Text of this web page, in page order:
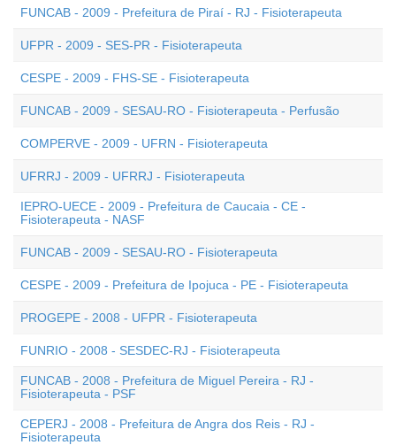
FUNCAB - 2009 - Prefeitura de Piraí - RJ - Fisioterapeuta
UFPR - 2009 - SES-PR - Fisioterapeuta
CESPE - 2009 - FHS-SE - Fisioterapeuta
FUNCAB - 2009 - SESAU-RO - Fisioterapeuta - Perfusão
COMPERVE - 2009 - UFRN - Fisioterapeuta
UFRRJ - 2009 - UFRRJ - Fisioterapeuta
IEPRO-UECE - 2009 - Prefeitura de Caucaia - CE -
Fisioterapeuta - NASF
FUNCAB - 2009 - SESAU-RO - Fisioterapeuta
CESPE - 2009 - Prefeitura de Ipojuca - PE - Fisioterapeuta
PROGEPE - 2008 - UFPR - Fisioterapeuta
FUNRIO - 2008 - SESDEC-RJ - Fisioterapeuta
FUNCAB - 2008 - Prefeitura de Miguel Pereira - RJ -
Fisioterapeuta - PSF
CEPERJ - 2008 - Prefeitura de Angra dos Reis - RJ -
Fisioterapeuta